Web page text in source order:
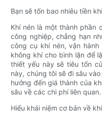
Bạn sẽ tốn bao nhiêu tiền
Khí nén là một thành phần
công nghiệp, chẳng hạn
công cụ khí nén, vận
không khí cho bình lặn để
thiết yếu này sẽ tiêu tốn
này, chúng tôi sẽ đi sâu
hưởng đến giá thành của
sâu về các chi phí liên quan.
Hiểu khái niệm cơ bản về